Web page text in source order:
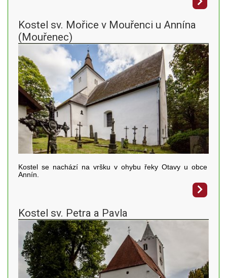
Kostel sv. Mořice v Mouřenci u Annína
(Mouřenec)
Kostel se nachází na vršku v ohybu řeky Otavy u obce
Annín.
Kostel sv. Petra a Pavla